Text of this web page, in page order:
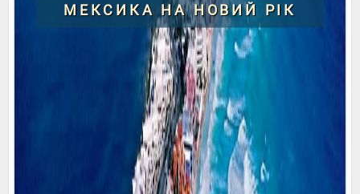
МЕКСИКА НА НОВИЙ РІК